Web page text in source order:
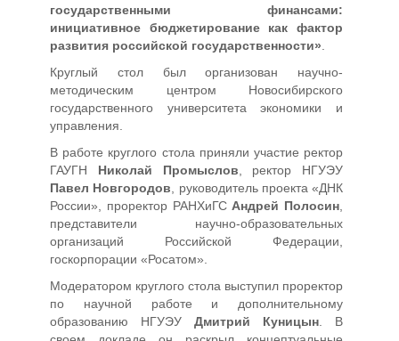
государственными финансами:
инициативное бюджетирование как фактор
развития российской государственности»
Круглый стол был организован научно-
методическим центром Новосибирского
государственного университета экономики и
управления.
В работе круглого стола приняли участие ректор
ГАУГН Николай Промыслов , ректор НГУЭУ
Павел Новгородов , руководитель проекта «ДНК
России», проректор РАНХиГС Андрей Полосин
представители научно-образовательных
организаций Российской Федерации,
госкорпорации «Росатом».
Модератором круглого стола выступил проректор
по научной работе и дополнительному
образованию НГУЭУ Дмитрий Куницын . В